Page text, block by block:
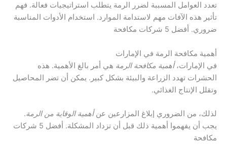
تعدد العوامل المسببة لضرر الرمة يتطلب استراتيجيات فعالة. فهم
تأثير هذه الآفات مهم لاستدامة الموارد. استخدام الأدوات المناسبة
ضروري. أفضل 5 شركات مكافحة
أهمية مكافحة الرمة في الإمارات
في الإمارات،أهمية مكافحة الرمة هي أمر بالغ الأهمية. هذه
الحشرات تهدد الزراعة والبيئة بشكل كبير. يمكن أن تضر المحاصيل
وتقلل الإنتاج الغذائي.
لذلك، من الضروري إبلاغ المزارعين عنأهمية الوقاية من الرمة.
يجب أن يفهموا أهمية ذلك قبل أن تزداد المشكلة. أفضل 5 شركات
مكافحة